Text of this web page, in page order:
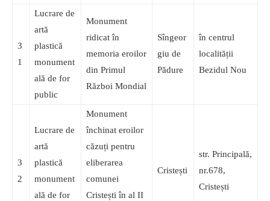
3
1
Lucrare de
artă
plastică
monument
ală de for
public
Monument
ridicat în
memoria eroilor
din Primul
Război Mondial
Sîngeor
giu de
Pădure
în centrul
localității
Bezidul Nou
3
2
Lucrare de
artă
plastică
monument
ală de for
Monument
închinat eroilor
căzuți pentru
eliberarea
comunei
Cristești în al II
Cristești
str. Principală,
nr.678,
Cristești